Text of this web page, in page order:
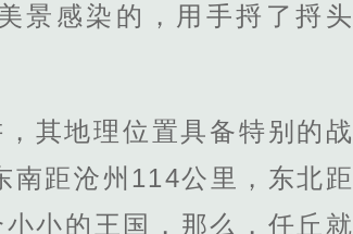
景感染的，用手捋了捋头
其地理位置具备特别的战
距沧州114公里，东北距
小的王国，那么，任丘就